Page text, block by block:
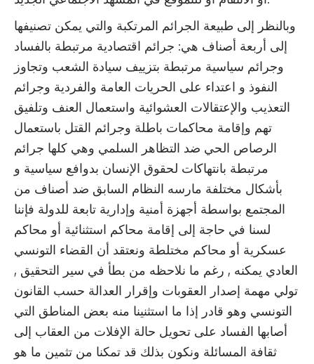
وبالنظر إلى طبيعة الجرائم المرتكبة والتي يمكن تصنيفها
إلى أربعة أصناف هي: جرائم اقتصادية مرتبطة بالفساد
وجرائم سياسية مرتبطة بتزييف سيادة الشعب وتجاوز
النفوذ و اعتداء على الحريات العامة والفردية وجرائم
التعذيب والإعتقالات العشوائية واستعمال العنف وتلفيق
تهم وإقامة محاكمات باطلة وجرائم القتل باستعمال
الرصاص الحي ضد التظاهر السلمي وهي كلها جرائم
مرتبطة بانتهاكات لحقوق الإنسان بدوافع سياسية و
بأشكال مختلفة مارسه النظام السابق ضد أصناف من
المجتمع بواسطة أجهزة أمنية وإدارية تابعة للدولة فإننا
لسنا في حاجة إلى إقامة محاكم استثنائية أو محاكم
عسكرية أو محاكم مختلطة ونعتقد أن القضاء التونسي
العادي يمكنه , رغم ما نلاحظه من بطأ في سير التحقيق ,
تولي مهمة إصدار العقوبات وإقرار العدالة حسب القانون
التونسي وهو قادر إذا ما استثنينا منه بعض المناطق التي
أصابها الفساد على تحويل حالة الإفلات من العقاب إلى
ثقافة المسائلة ونكون بذلك قد تمكنا من تثمين ما هو